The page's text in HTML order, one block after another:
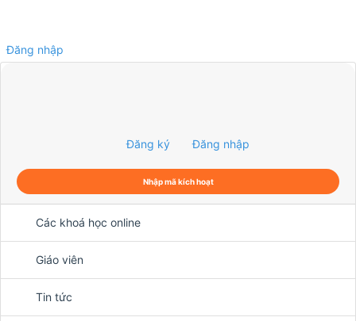
Đăng nhập
Đăng ký Đăng nhập
Nhập mã kích hoạt
Các khoá học online
Giáo viên
Tin tức